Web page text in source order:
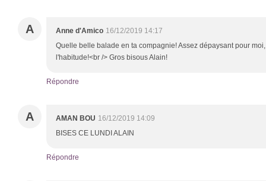
A Anne d'Amico 16/12/2019 14:17
Quelle belle balade en ta compagnie! Assez dépaysant pour
l'habitude!<br /> Gros bisous Alain!
Répondre
A AMAN BOU 16/12/2019 14:09
BISES CE LUNDI ALAIN
Répondre